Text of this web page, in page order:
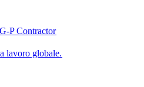
P Contractor​​
lavoro globale.​​